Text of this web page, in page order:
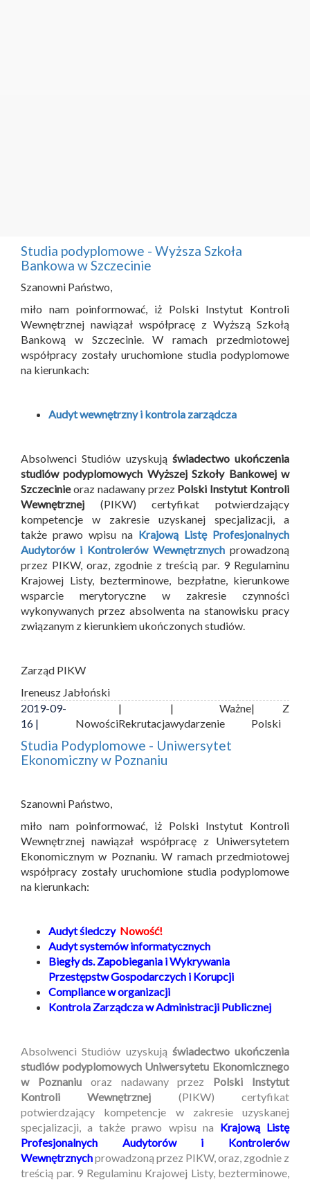
Studia podyplomowe - Wyższa Szkoła
Bankowa w Szczecinie
Szanowni Państwo,
miło nam poinformować, iż Polski Instytut Kontroli
Wewnętrznej nawiązał współpracę z Wyższą Szkołą
Bankową w Szczecinie. W ramach przedmiotowej
współpracy zostały uruchomione studia podyplomowe
na kierunkach:
Audyt wewnętrzny i kontrola zarządcza
Absolwenci Studiów uzyskują świadectwo ukończenia
studiów podyplomowych Wyższej Szkoły Bankowej w
Szczecinieoraz nadawany przez Polski Instytut Kontroli
Wewnętrznej (PIKW) certyfikat potwierdzający
kompetencje w zakresie uzyskanej specjalizacji, a
także prawo wpisu na Krajową Listę Profesjonalnych
Audytorów i Kontrolerów Wewnętrznych prowadzoną
przez PIKW, oraz, zgodnie z treścią par. 9 Regulaminu
Krajowej Listy, bezterminowe, bezpłatne, kierunkowe
wsparcie merytoryczne w zakresie czynności
wykonywanych przez absolwenta na stanowisku pracy
związanym z kierunkiem ukończonych studiów.
Zarząd PIKW
Ireneusz Jabłoński
2019-09-
16 |
Nowości
|
Rekrutacja
| Ważne
wydarzenie
| Z
Polski
Studia Podyplomowe - Uniwersytet
Ekonomiczny w Poznaniu
Szanowni Państwo,
miło nam poinformować, iż Polski Instytut Kontroli
Wewnętrznej nawiązał współpracę z Uniwersytetem
Ekonomicznym w Poznaniu. W ramach przedmiotowej
współpracy zostały uruchomione studia podyplomowe
na kierunkach:
Audyt śledczy Nowość!
Audyt systemów informatycznych
Biegły ds. Zapobiegania i Wykrywania
Przestępstw Gospodarczych i Korupcji
Compliance w organizacji
Kontrola Zarządcza w Administracji Publicznej
Absolwenci Studiów uzyskują świadectwo ukończenia
studiów podyplomowych Uniwersytetu Ekonomicznego
w Poznaniuoraz nadawany przez Polski Instytut
Kontroli Wewnętrznej (PIKW) certyfikat
potwierdzający kompetencje w zakresie uzyskanej
specjalizacji, a także prawo wpisu na Krajową Listę
Profesjonalnych Audytorów i Kontrolerów
Wewnętrznychprowadzoną przez PIKW, oraz, zgodnie z
treścią par. 9 Regulaminu Krajowej Listy, bezterminowe,